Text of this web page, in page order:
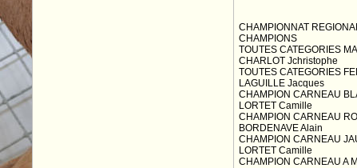
CHAMPIONNAT
CHAMPIONS
TOUTES CATEGORIES
CHARLOT Jchristophe
TOUTES CATEGORIES
LAGUILLE Jacques
CHAMPION CARNEAU
LORTET Camille
CHAMPION CARNEAU
BORDENAVE Alain
CHAMPION CARNEAU
LORTET Camille
CHAMPION CARNEAU A